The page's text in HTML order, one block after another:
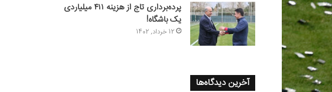
پرده‌برداری تاج از هزینه ۴۱۱ میلیاردی
یک باشگاه!
12 خرداد, 1402
آخرین دیدگاه‌ها